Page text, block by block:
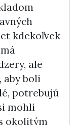
kdekoľvek
ale
aby boli
potrebujú
mohli
okolitým